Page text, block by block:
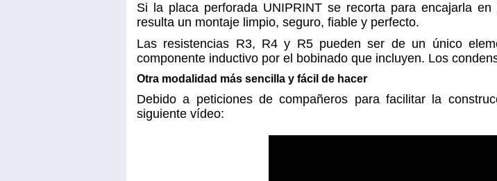
Si la placa perforada UNIPRINT se recorta para encajarla
resulta un montaje limpio, seguro, fiable y perfecto.
Las resistencias R3, R4 y R5 pueden ser de un único
componente inductivo por el bobinado que incluyen. Los
Otra modalidad más sencilla y fácil de hacer
Debido a peticiones de compañeros para facilitar la
siguiente vídeo: